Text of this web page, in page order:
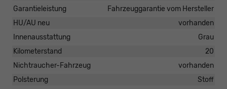
Garantieleistung
Fahrzeuggarantie vom Hersteller
HU/AU neu
vorhanden
Innenausstattung
Grau
Kilometerstand
20
Nichtraucher-Fahrzeug
vorhanden
Polsterung
Stoff